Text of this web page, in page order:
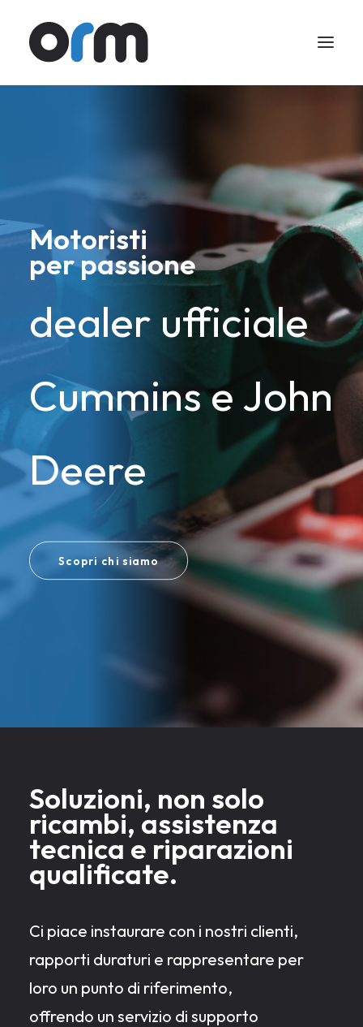
Motoristi
per passione
dealer ufficiale
Cummins e John
Deere
Scopri chi siamo
Soluzioni, non solo
ricambi, assistenza
tecnica e riparazioni
qualificate.
Ci piace instaurare con i nostri clienti,
rapporti duraturi e rappresentare per
loro un punto di riferimento,
offrendo un servizio di supporto